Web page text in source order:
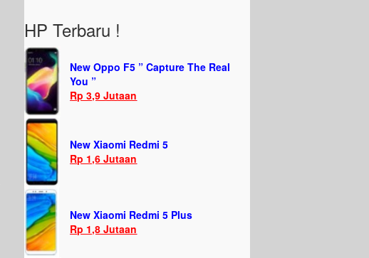
HP Terbaru !
New Oppo F5 ” Capture The Real
You ”
Rp 3,9 Jutaan
New Xiaomi Redmi 5
Rp 1,6 Jutaan
New Xiaomi Redmi 5 Plus
Rp 1,8 Jutaan